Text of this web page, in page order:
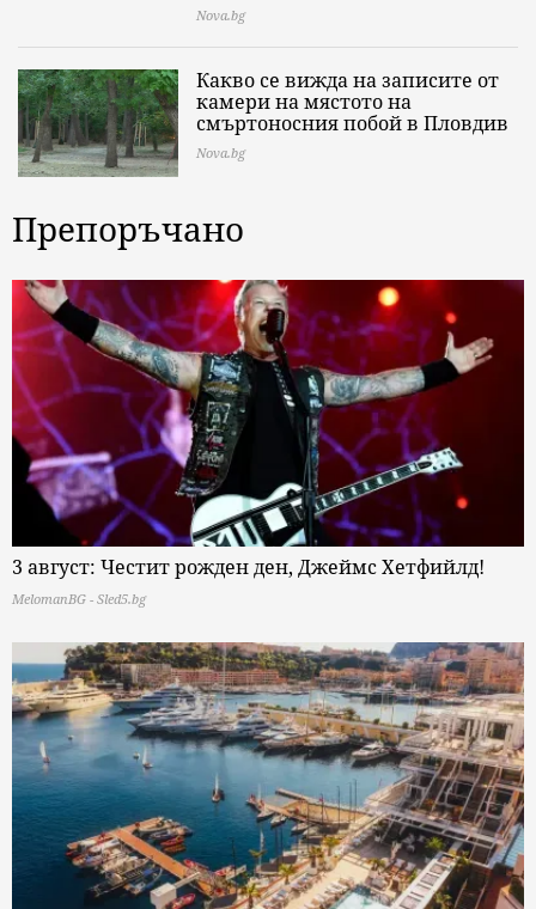
Nova.bg
Какво се вижда на записите от
камери на мястото на
смъртоносния побой в Пловдив
Nova.bg
Препоръчано
3 август: Честит рожден ден, Джеймс Хетфийлд!
MelomanBG - Sled5.bg